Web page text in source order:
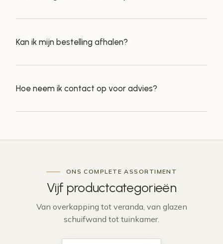
Kan ik mijn bestelling afhalen?
Hoe neem ik contact op voor advies?
ONS COMPLETE ASSORTIMENT
Vijf productcategorieën
Van overkapping tot veranda, van glazen
schuifwand tot tuinkamer.